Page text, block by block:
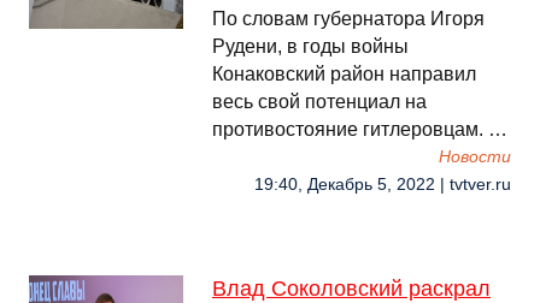
По словам губернатора Игоря
Рудени, в годы войны
Конаковский район направил
весь свой потенциал на
противостояние гитлеровцам. …
Новости
19:40, Декабрь 5, 2022 | tvtver.ru
Влад Соколовский раскрал